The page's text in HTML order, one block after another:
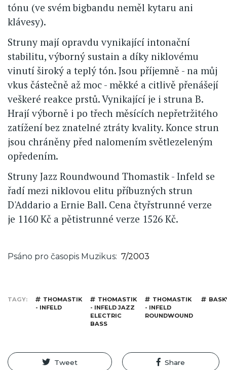
tónu (ve svém bigbandu neměl kytaru ani
klávesy).
Struny mají opravdu vynikající intonační
stabilitu, výborný sustain a díky niklovému
vinutí široký a teplý tón. Jsou příjemně - na můj
vkus částečně až moc - měkké a citlivě přenášejí
veškeré reakce prstů. Vynikající je i struna B.
Hrají výborně i po třech měsících nepřetržitého
zatížení bez znatelné ztráty kvality. Konce strun
jsou chráněny před nalomením světlezeleným
opředením.
Struny Jazz Roundwound Thomastik - Infeld se
řadí mezi niklovou elitu příbuzných strun
D'Addario a Ernie Ball. Cena čtyřstrunné verze
je 1160 Kč a pětistrunné verze 1526 Kč.
Psáno pro časopis Muzikus 7/2003
TAGY
THOMASTIK
- INFELD
THOMASTIK
- INFELD JAZZ
ELECTRIC
BASS
THOMASTIK
- INFELD
ROUNDWOUND
Tweet Share